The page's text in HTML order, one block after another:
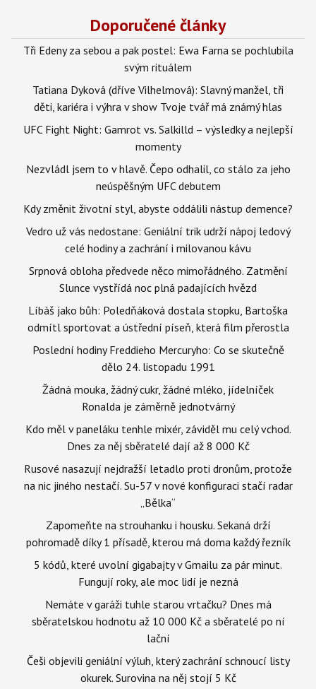
Doporučené články
Tři Edeny za sebou a pak postel: Ewa Farna se pochlubila
svým rituálem
Tatiana Dyková (dříve Vilhelmová): Slavný manžel, tři
děti, kariéra i výhra v show Tvoje tvář má známý hlas
UFC Fight Night: Gamrot vs. Salkilld – výsledky a nejlepší
momenty
Nezvládl jsem to v hlavě. Čepo odhalil, co stálo za jeho
neúspěšným UFC debutem
Kdy změnit životní styl, abyste oddálili nástup demence?
Vedro už vás nedostane: Geniální trik udrží nápoj ledový
celé hodiny a zachrání i milovanou kávu
Srpnová obloha předvede něco mimořádného. Zatmění
Slunce vystřídá noc plná padajících hvězd
Líbáš jako bůh: Poledňáková dostala stopku, Bartoška
odmítl sportovat a ústřední píseň, která film přerostla
Poslední hodiny Freddieho Mercuryho: Co se skutečně
dělo 24. listopadu 1991
Žádná mouka, žádný cukr, žádné mléko, jídelníček
Ronalda je záměrně jednotvárný
Kdo měl v paneláku tenhle mixér, záviděl mu celý vchod.
Dnes za něj sběratelé dají až 8 000 Kč
Rusové nasazují nejdražší letadlo proti dronům, protože
na nic jiného nestačí. Su-57 v nové konfiguraci stačí radar
„Bělka“
Zapomeňte na strouhanku i housku. Sekaná drží
pohromadě díky 1 přísadě, kterou má doma každý řezník
5 kódů, které uvolní gigabajty v Gmailu za pár minut.
Fungují roky, ale moc lidí je nezná
Nemáte v garáži tuhle starou vrtačku? Dnes má
sběratelskou hodnotu až 10 000 Kč a sběratelé po ní
lační
Češi objevili geniální výluh, který zachrání schnoucí listy
okurek. Surovina na něj stojí 5 Kč